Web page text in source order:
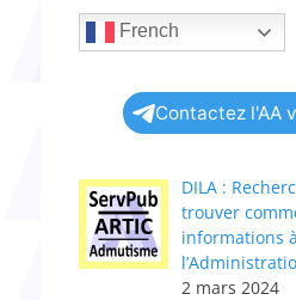
French
Contactez l'AA
DILA :
trouver
informations
2 mars 2024